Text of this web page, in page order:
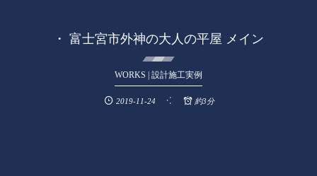
・ 富士宮市外神の大人の平屋 メイン
WORKS | 設計施工実例
2019-11-24 約3分